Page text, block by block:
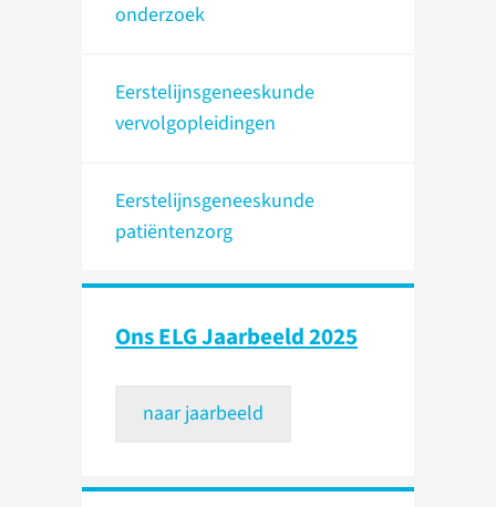
onderzoek
Eerstelijnsgeneeskunde
vervolgopleidingen
Eerstelijnsgeneeskunde
patiëntenzorg
Ons ELG Jaarbeeld 2025
naar jaarbeeld